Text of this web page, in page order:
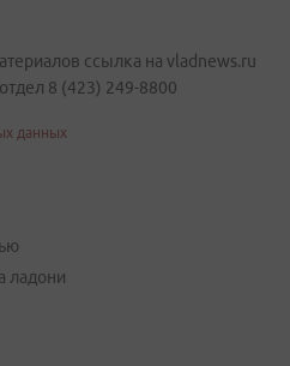
ссылка на vladnews.ru
8 (423) 249-8800
данных
ладони